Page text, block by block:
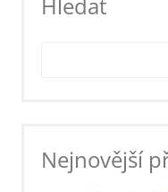
Hledat
Nejnovější